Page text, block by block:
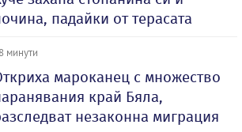
падайки от терасата
минути
мароканец с множество
край Бяла,
незаконна миграция